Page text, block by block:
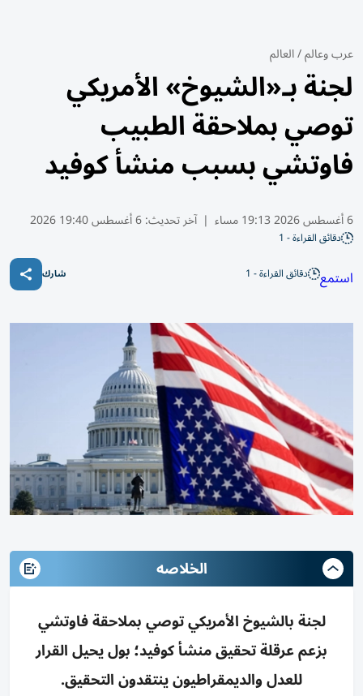
عرب وعالم/العالم
لجنة بـ«الشيوخ» الأمريكي
توصي بملاحقة الطبيب
فاوتشي بسبب منشأ كوفيد
6 أغسطس 2026 19:13 مساء | آخر تحديث:6 أغسطس 19:40 2026
دقائق القراءة - 1
استمع دقائق القراءة - 1 شارك
الخلاصه
لجنة بالشيوخ الأمريكي توصي بملاحقة فاوتشي
بزعم عرقلة تحقيق منشأ كوفيد؛ بول يحيل القرار
للعدل والديمقراطيون ينتقدون التحقيق.